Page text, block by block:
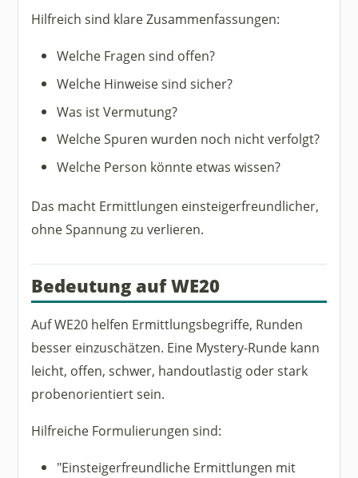
Hilfreich sind klare Zusammenfassungen:
Welche Fragen sind offen?
Welche Hinweise sind sicher?
Was ist Vermutung?
Welche Spuren wurden noch nicht verfolgt?
Welche Person könnte etwas wissen?
Das macht Ermittlungen einsteigerfreundlicher,
ohne Spannung zu verlieren.
Bedeutung auf WE20
Auf WE20 helfen Ermittlungsbegriffe, Runden
besser einzuschätzen. Eine Mystery-Runde kann
leicht, offen, schwer, handoutlastig oder stark
probenorientiert sein.
Hilfreiche Formulierungen sind:
"Einsteigerfreundliche Ermittlungen mit